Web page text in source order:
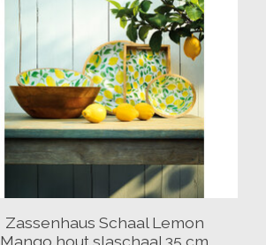
Zassenhaus Schaal Lemon
Mango hout slaschaal 35 cm